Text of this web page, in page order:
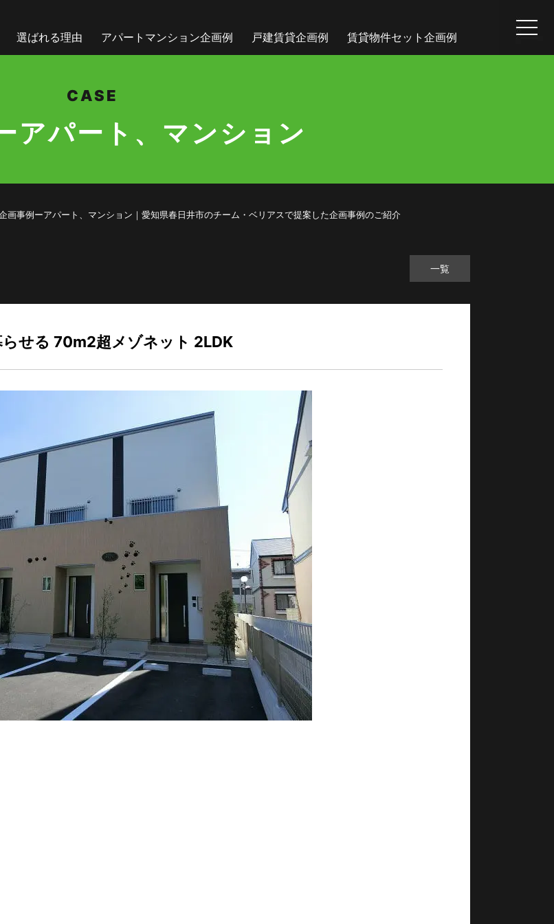
CASE
アパート、マンション
選ばれる理由 アパートマンション企画例 戸建賃貸企画例 賃貸物件セット企画例
事例ーアパート、マンション｜愛知県春日井市のチーム・ベリアスで提案した企画事例のご紹介
一覧
せる 70m2超メゾネット 2LDK